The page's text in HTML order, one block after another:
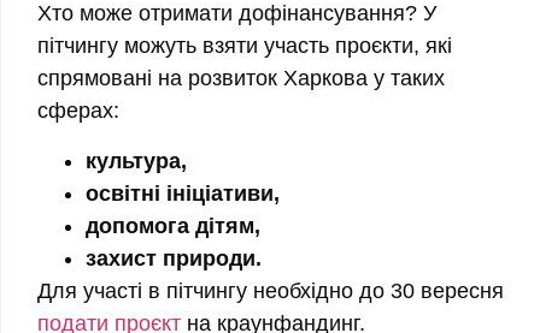
Хто може отримати дофінансування? У
пітчингу можуть взяти участь проєкти, які
спрямовані на розвиток Харкова у таких
сферах:
культура,
освітні ініціативи,
допомога дітям,
захист природи.
Для участі в пітчингу необхідно до 30 вересня
подати проєкт на краунфандинг.